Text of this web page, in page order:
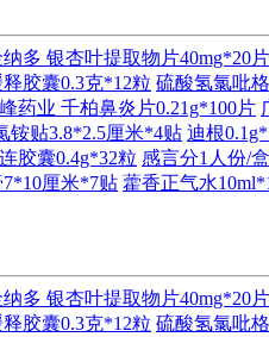
多 银杏叶提取物片40mg*20片
胶囊0.3克*12粒 硫酸氢氯吡
药业 千柏鼻炎片0.21g*100片
铵贴3.8*2.5厘米*4贴 迪根
胶囊0.4g*32粒 感言分1人份/盒
厘米*7贴 藿香正气水
多 银杏叶提取物片40mg*20片
胶囊0.3克*12粒 硫酸氢氯吡